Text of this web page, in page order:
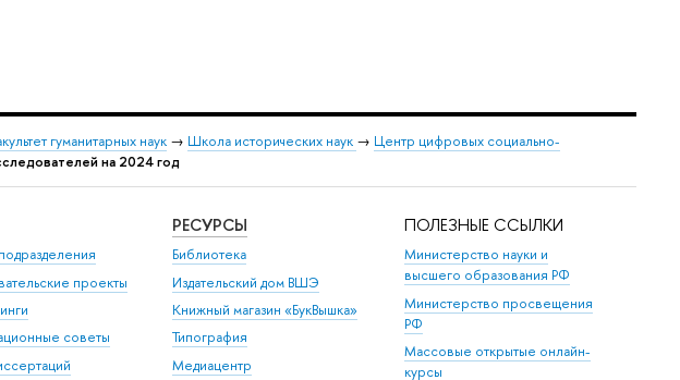
гуманитарных наук → Школа исторических наук → Центр цифровых социально-
на 2024 год
проекты
советы
РЕСУРСЫ
Библиотека
Издательский дом ВШЭ
Книжный магазин «БукВышка»
Типография
Медиацентр
ПОЛЕЗНЫЕ ССЫЛКИ
Министерство науки и
высшего образования РФ
Министерство просвещения
РФ
Массовые открытые онлайн-
курсы